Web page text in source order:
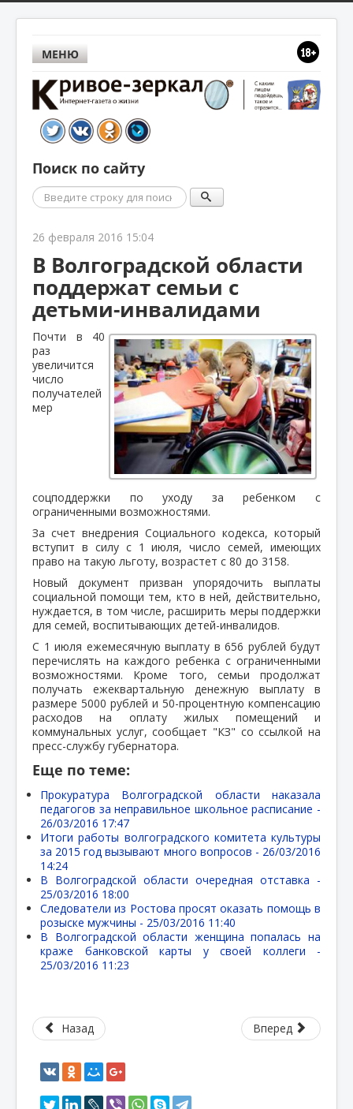
МЕНЮ
Поиск по сайту
Поиск
26 февраля 2016 15:04
В Волгоградской области
поддержат семьи с
детьми-инвалидами
Почти в 40
раз
увеличится
число
получателей
мер
соцподдержки по уходу за ребенком с
ограниченными возможностями.
За счет внедрения Социального кодекса, который
вступит в силу с 1 июля, число семей, имеющих
право на такую льготу, возрастет с 80 до 3158.
Новый документ призван упорядочить выплаты
социальной помощи тем, кто в ней, действительно,
нуждается, в том числе, расширить меры поддержки
для семей, воспитывающих детей-инвалидов.
С 1 июля ежемесячную выплату в 656 рублей будут
перечислять на каждого ребенка с ограниченными
возможностями. Кроме того, семьи продолжат
получать ежеквартальную денежную выплату в
размере 5000 рублей и 50-процентную компенсацию
расходов на оплату жилых помещений и
коммунальных услуг, сообщает "КЗ" со ссылкой на
пресс-службу губернатора.
Еще по теме:
Прокуратура Волгоградской области наказала
педагогов за неправильное школьное расписание -
26/03/2016 17:47
Итоги работы волгоградского комитета культуры
за 2015 год вызывают много вопросов - 26/03/2016
14:24
В Волгоградской области очередная отставка -
25/03/2016 18:00
Следователи из Ростова просят оказать помощь в
розыске мужчины - 25/03/2016 11:40
В Волгоградской области женщина попалась на
краже банковской карты у своей коллеги -
25/03/2016 11:23
Назад Вперед